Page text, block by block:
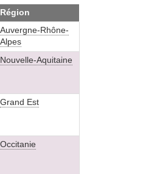
Région
Auvergne-Rhône-
Alpes
Nouvelle-Aquitaine
Grand Est
Occitanie